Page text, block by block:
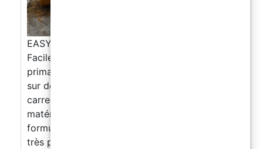
EASYFLOOR – Revêtement Universel à l’Eau
Facile à appliquer Application directe sans
primaire. Garantit une excellente adhérence
sur des surfaces telles que le ciment, les
carreaux, la céramique, le métal et des
matériaux similaires. Formule à base d’eau Sa
formule innovante à base d’eau, respirante et
très performante, crée une barrière protectrice